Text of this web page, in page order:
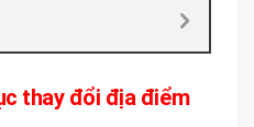
thay đổi địa điểm